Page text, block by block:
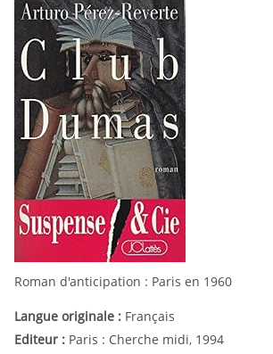
Roman d'anticipation : Paris en 1960
Langue originale : Français
Editeur : Paris : Cherche midi, 1994